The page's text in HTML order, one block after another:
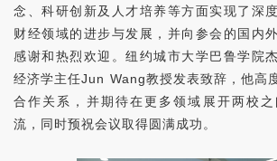
念、科研创新及人才培养等方面实现了深
财经领域的进步与发展，并向参会的国内
感谢和热烈欢迎。纽约城市大学巴鲁学院
经济学主任Jun Wang教授发表致辞，他高
合作关系，并期待在更多领域展开两校
流，同时预祝会议取得圆满成功。